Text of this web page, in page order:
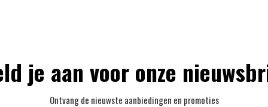
je aan voor onze
Ontvang de nieuwste aanbiedingen en promoties